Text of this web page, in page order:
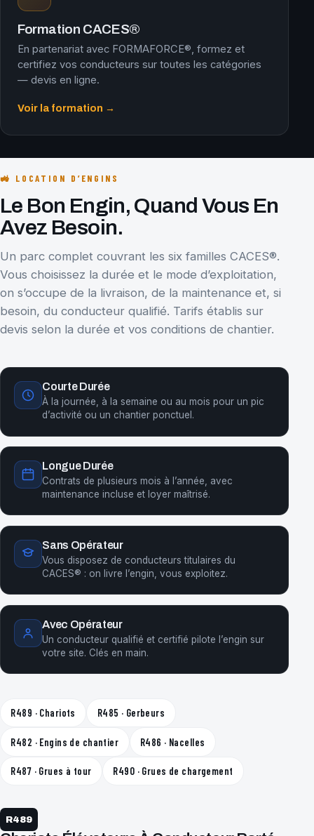
Formation CACES®
En partenariat avec FORMAFORCE®, formez et
certifiez vos conducteurs sur toutes les catégories
— devis en ligne.
Voir la formation →
🚜 LOCATION D’ENGINS
Le Bon Engin, Quand Vous En
Avez Besoin.
Un parc complet couvrant les six familles CACES®.
Vous choisissez la durée et le mode d’exploitation,
on s’occupe de la livraison, de la maintenance et, si
besoin, du conducteur qualifié. Tarifs établis sur
devis selon la durée et vos conditions de chantier.
Courte Durée
À la journée, à la semaine ou au mois pour un pic
d’activité ou un chantier ponctuel.
Longue Durée
Contrats de plusieurs mois à l’année, avec
maintenance incluse et loyer maîtrisé.
Sans Opérateur
Vous disposez de conducteurs titulaires du
CACES® : on livre l’engin, vous exploitez.
Avec Opérateur
Un conducteur qualifié et certifié pilote l’engin sur
votre site. Clés en main.
R489 · Chariots R485 · Gerbeurs
R482 · Engins de chantier R486 · Nacelles
R487 · Grues à tour R490 · Grues de chargement
R489